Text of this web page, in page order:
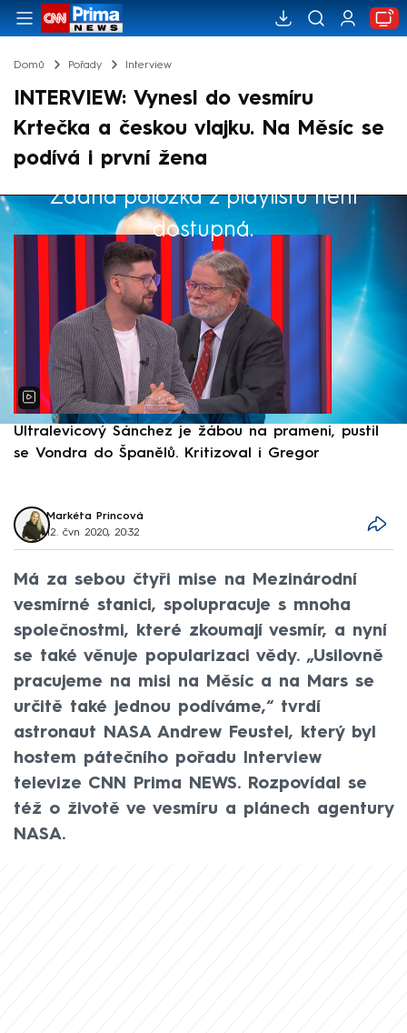
Domů Pořady Interview
INTERVIEW: Vynesl do vesmíru
Krtečka a českou vlajku. Na Měsíc se
podívá i první žena
Žádná položka z playlistu není
dostupná.
Výběr redakce
Ultralevicový Sánchez je žábou na prameni, pustil
se Vondra do Španělů. Kritizoval i Gregor
Markéta Princová
12. čvn 2020, 20:32
Má za sebou čtyři mise na Mezinárodní
vesmírné stanici, spolupracuje s mnoha
společnostmi, které zkoumají vesmír, a nyní
se také věnuje popularizaci vědy. „Usilovně
pracujeme na misi na Měsíc a na Mars se
určitě také jednou podíváme,“ tvrdí
astronaut NASA Andrew Feustel, který byl
hostem pátečního pořadu Interview
televize CNN Prima NEWS. Rozpovídal se
též o životě ve vesmíru a plánech agentury
NASA.